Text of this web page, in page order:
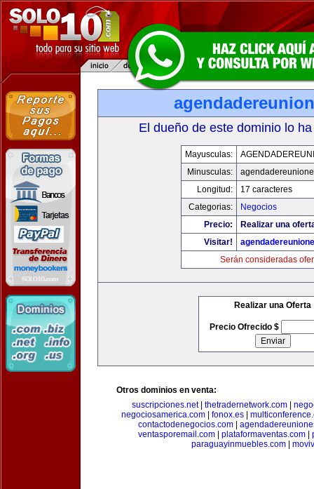
El dueño de este dominio lo
Mayusculas:
Minusculas:
Longitud:
17 caracteres
Categorias:
Negocios
Precio:
Realizar una
Visitar!
Serán consideradas
Realizar una Oferta
Precio Ofrecido $
Otros dominios en venta:
suscripciones.net| thetradernetwork.com|
negociosamerica.com| fonox.es|
contactodenegocios.com|
ventasporemail.com| plataformaventas.com|
paraguayinmuebles.com